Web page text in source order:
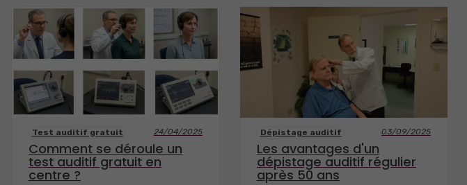
Test auditif gratuit 24/04/2025
Comment se déroule un
test auditif gratuit en
centre ?
Dépistage auditif 03/09/2025
Les avantages d'un
dépistage auditif régulier
après 50 ans